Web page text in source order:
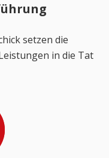
setzen die
in die Tat